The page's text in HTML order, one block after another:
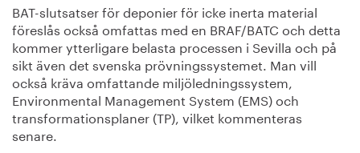
BAT-slutsatser för deponier för icke inerta material
föreslås också omfattas med en BRAF/BATC och detta
kommer ytterligare belasta processen i Sevilla och på
sikt även det svenska prövningssystemet. Man vill
också kräva omfattande miljöledningssystem,
Environmental Management System (EMS) och
transformationsplaner (TP), vilket kommenteras
senare.